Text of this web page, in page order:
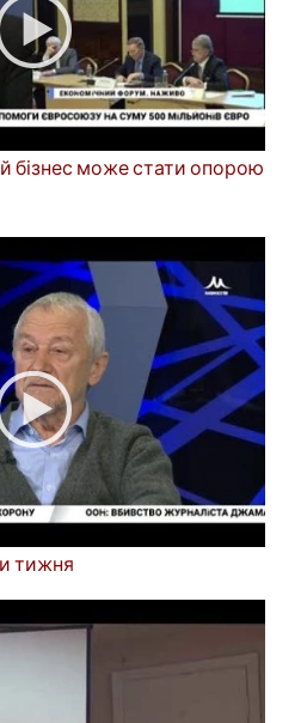
бізнес може стати опорою
тижня